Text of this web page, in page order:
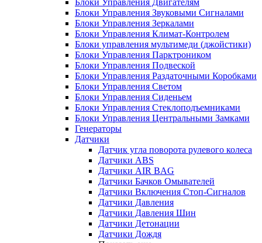
Блоки Управления Двигателям
Блоки Управления Звуковыми Сигналами
Блоки Управления Зеркалами
Блоки Управления Климат-Контролем
Блоки управления мультимеди (джойстики)
Блоки Управления Парктроником
Блоки Управления Подвеской
Блоки Управления Раздаточными Коробками
Блоки Управления Светом
Блоки Управления Сиденьем
Блоки Управления Стеклоподъемниками
Блоки Управления Центральными Замками
Генераторы
Датчики
Датчик угла поворота рулевого колеса
Датчики ABS
Датчики AIR BAG
Датчики Бачков Омывателей
Датчики Включения Стоп-Сигналов
Датчики Давления
Датчики Давления Шин
Датчики Детонации
Датчики Дождя